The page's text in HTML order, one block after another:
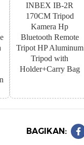
INBEX IB-2R
170CM Tripod
Kamera Hp
Bluetooth Remote
Tripot HP Aluminum
Tripod with
Holder+Carry Bag
BAGIKAN: